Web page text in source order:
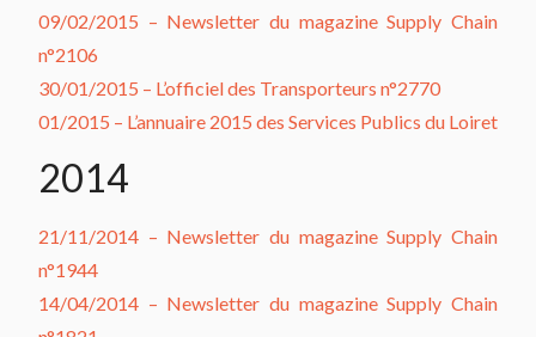
09/02/2015 – Newsletter du magazine Supply Chain
n°2106
30/01/2015 – L’officiel des Transporteurs n°2770
01/2015 – L’annuaire 2015 des Services Publics du Loiret
2014
21/11/2014 – Newsletter du magazine Supply Chain
n°1944
14/04/2014 – Newsletter du magazine Supply Chain